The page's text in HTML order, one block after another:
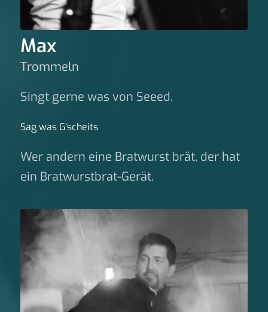
Max
Trommeln
Singt gerne was von Seeed.
Sag was G‘scheits
Wer andern eine Bratwurst brät, der hat
ein Bratwurstbrat-Gerät.